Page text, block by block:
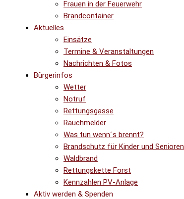
Frauen in der Feuerwehr
Brandcontainer
Aktuelles
Einsätze
Termine & Veranstaltungen
Nachrichten & Fotos
Bürgerinfos
Wetter
Notruf
Rettungsgasse
Rauchmelder
Was tun wenn´s brennt?
Brandschutz für Kinder und Senioren
Waldbrand
Rettungskette Forst
Kennzahlen PV-Anlage
Aktiv werden & Spenden